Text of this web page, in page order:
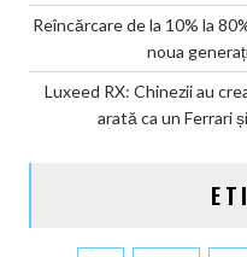
Reîncărcare de la 10% la
noua
Luxeed RX: Chinezii au
arată ca un Ferrari